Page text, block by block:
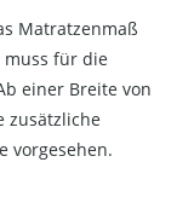
Matratzenmaß
muss für die
einer Breite von
zusätzliche
vorgesehen.